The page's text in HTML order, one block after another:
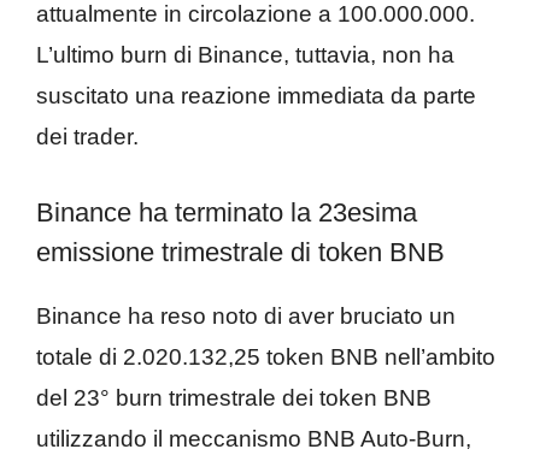
attualmente in circolazione a 100.000.000.
L’ultimo burn di Binance, tuttavia, non ha
suscitato una reazione immediata da parte
dei trader.
Binance ha terminato la 23esima
emissione trimestrale di token BNB
Binance ha reso noto di aver bruciato un
totale di 2.020.132,25 token BNB nell’ambito
del 23° burn trimestrale dei token BNB
utilizzando il meccanismo BNB Auto-Burn,